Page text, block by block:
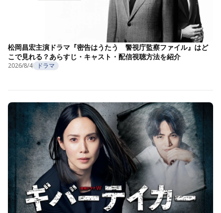
松岡昌宏主演ドラマ『密告はうたう 警視庁監察ファイル』はど
こで見れる？あらすじ・キャスト・配信視聴方法を紹介
2026/8/4 ドラマ